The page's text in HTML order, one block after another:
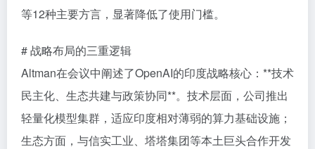
等12种主要方言，显著降低了使用门槛。
# 战略布局的三重逻辑
Altman在会议中阐述了OpenAI的印度战略核心：**技术
民主化、生态共建与政策协同**。技术层面，公司推出
轻量化模型集群，适应印度相对薄弱的算力基础设施；
生态方面，与信实工业、塔塔集团等本土巨头合作开发